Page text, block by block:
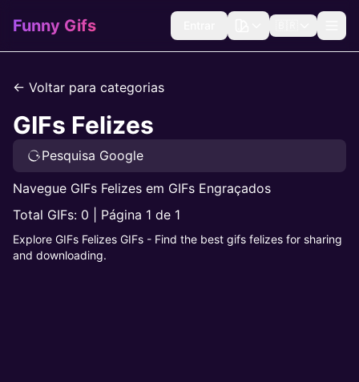
Funny Gifs
← Voltar para categorias
GIFs Felizes
Pesquisa Google
Navegue GIFs Felizes em GIFs Engraçados
Total GIFs: 0 | Página 1 de 1
Explore GIFs Felizes GIFs - Find the best gifs felizes for sharing
and downloading.